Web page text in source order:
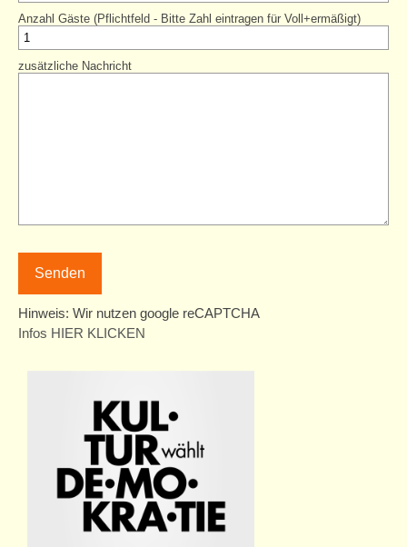
Anzahl Gäste (Pflichtfeld - Bitte Zahl eintragen für Voll+ermäßigt)
zusätzliche Nachricht
Hinweis: Wir nutzen google reCAPTCHA
Infos HIER KLICKEN